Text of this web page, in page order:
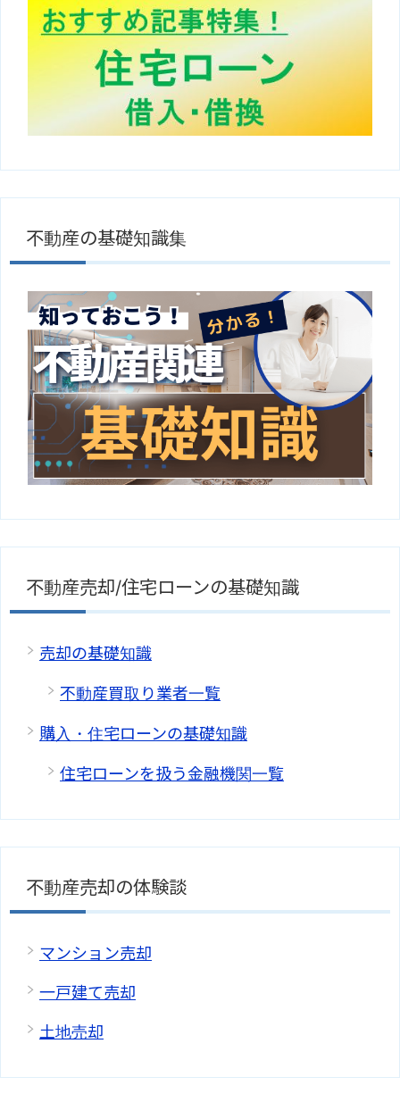
不動産の基礎知識集
不動産売却/住宅ローンの基礎知識
売却の基礎知識
不動産買取り業者一覧
購入・住宅ローンの基礎知識
住宅ローンを扱う金融機関一覧
不動産売却の体験談
マンション売却
一戸建て売却
土地売却